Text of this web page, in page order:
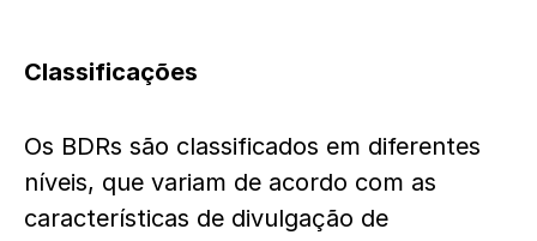
Classificações
Os BDRs são classificados em diferentes
níveis, que variam de acordo com as
características de divulgação de